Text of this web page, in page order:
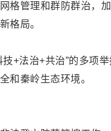
格管理和群防群治，
格局。
技+法治+共治”的多项
和秦岭生态环境。